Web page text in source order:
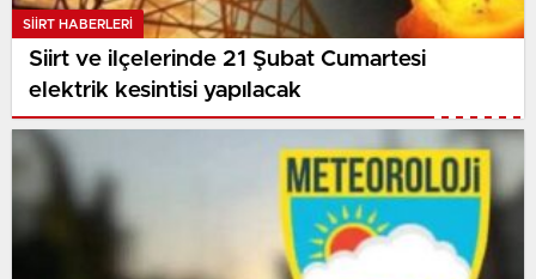
SIIRT HABERLERI
Siirt ve ilçelerinde 21 Şubat Cumartesi
elektrik kesintisi yapılacak